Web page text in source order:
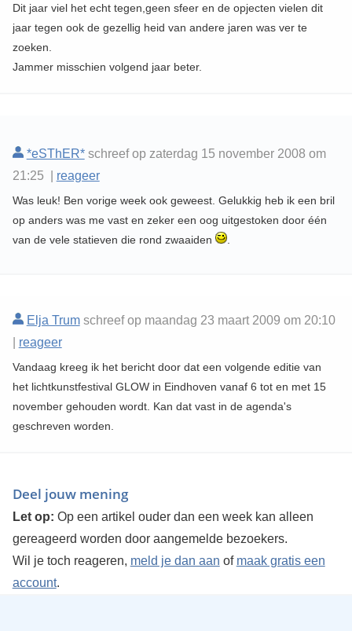
Dit jaar viel het echt tegen,geen sfeer en de opjecten vielen dit
jaar tegen ook de gezellig heid van andere jaren was ver te
zoeken.
Jammer misschien volgend jaar beter.
*eSThER*schreef op zaterdag 15 november 2008 om
21:25 | reageer
Was leuk! Ben vorige week ook geweest. Gelukkig heb ik een bril
op anders was me vast en zeker een oog uitgestoken door één
van de vele statieven die rond zwaaiden
.
Elja Trumschreef op maandag 23 maart 2009 om 20:10
reageer
Vandaag kreeg ik het bericht door dat een volgende editie van
het lichtkunstfestival GLOW in Eindhoven vanaf 6 tot en met 15
november gehouden wordt. Kan dat vast in de agenda's
geschreven worden.
Deel jouw mening
Let op: Op een artikel ouder dan een week kan alleen
gereageerd worden door aangemelde bezoekers.
Wil je toch reageren, meld je dan aan of maak gratis een
account.